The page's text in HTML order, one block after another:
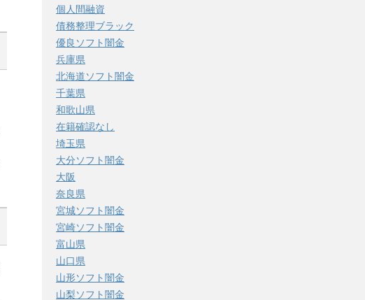
個人間融資
債務整理ブラック
優良ソフト闇金
兵庫県
北海道ソフト闇金
千葉県
和歌山県
在籍確認なし
埼玉県
大分ソフト闇金
大阪
奈良県
宮城ソフト闇金
宮崎ソフト闇金
富山県
山口県
山形ソフト闇金
山梨ソフト闇金